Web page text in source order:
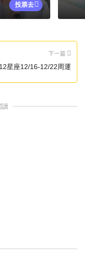
投票去
下一篇
12星座12/16-12/22周運
讀